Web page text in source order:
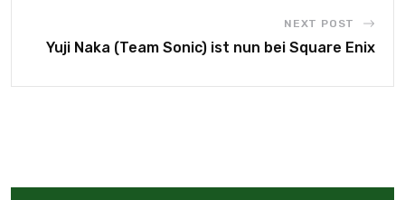
NEXT POST
Yuji Naka (Team Sonic) ist nun bei Square Enix